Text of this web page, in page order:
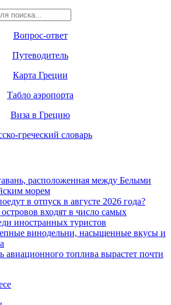
Вопрос-ответ
Путеводитель
Карта Греции
Табло аэропорта
Виза в Грецию
греческий словарь
расположенная между Белыми
морем
в отпуск в августе 2026 года?
входят в число самых
иностранных туристов
винодельни, насыщенные вкусы и
авиационного топлива вырастет почти